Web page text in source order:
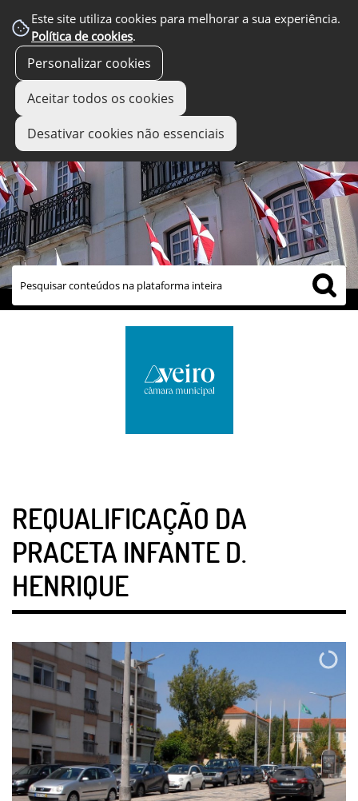
Este site utiliza cookies para melhorar a sua experiência.
Política de cookies.
Personalizar cookies
Aceitar todos os cookies
Desativar cookies não essenciais
links úteis
REQUALIFICAÇÃO DA
PRACETA INFANTE D.
HENRIQUE